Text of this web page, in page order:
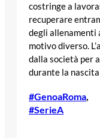
costringe a
recuperare
degli allenamenti
motivo diverso.
dalla società per
durante la
#GenoaRoma
#SerieA